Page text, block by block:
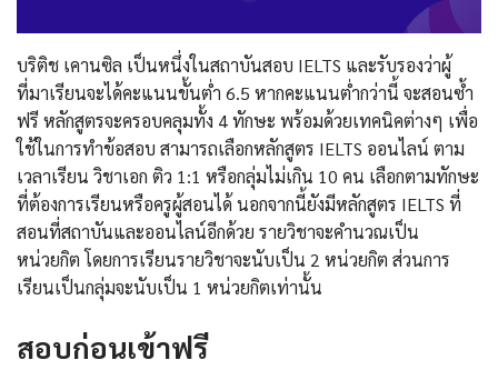
บริติช เคานซิล เป็นหนึ่งในสถาบันสอบ IELTS และรับรองว่าผู้
ที่มาเรียนจะได้คะแนนขั้นต่ำ 6.5 หากคะแนนต่ำกว่านี้ จะสอนซ้ำ
ฟรี หลักสูตรจะครอบคลุมทั้ง 4 ทักษะ พร้อมด้วยเทคนิคต่างๆ เพื่อ
ใช้ในการทำข้อสอบ สามารถเลือกหลักสูตร IELTS ออนไลน์ ตาม
เวลาเรียน วิชาเอก ติว 1:1 หรือกลุ่มไม่เกิน 10 คน เลือกตามทักษะ
ที่ต้องการเรียนหรือครูผู้สอนได้ นอกจากนี้ยังมีหลักสูตร IELTS ที่
สอนที่สถาบันและออนไลน์อีกด้วย รายวิชาจะคำนวณเป็น
หน่วยกิต โดยการเรียนรายวิชาจะนับเป็น 2 หน่วยกิต ส่วนการ
เรียนเป็นกลุ่มจะนับเป็น 1 หน่วยกิตเท่านั้น
สอบก่อนเข้าฟรี